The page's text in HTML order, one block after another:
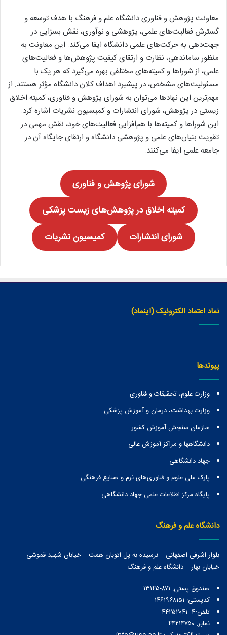
معاونت پژوهش و فناوری دانشگاه علم و فرهنگ با هدف توسعه و
گسترش فعالیت‌های علمی، پژوهشی و نوآوری، نقش بسزایی در
جهت‌دهی به حرکت‌های علمی دانشگاه ایفا می‌کند. این معاونت به
منظور ساماندهی، نظارت و ارتقای کیفیت پژوهش‌ها و فعالیت‌های
علمی، از شوراها و کمیته‌های مختلفی بهره می‌گیرد که هر یک با
مسئولیت‌های مشخص، در پیشبرد اهداف کلان دانشگاه مؤثر هستند. از
مهم‌ترین این نهادها می‌توان به شورای پژوهش و فناوری، کمیته اخلاق
زیستی در پژوهش، شورای انتشارات و کمیسیون نشریات اشاره کرد.
این شوراها و کمیته‌ها با هم‌افزایی فعالیت‌های خود، نقش مهمی در
تقویت بنیان‌های علمی و پژوهشی دانشگاه و ارتقای جایگاه آن در
جامعه علمی ایفا می‌کنند.
شورای پژوهشو فناوری
کمیته اخلاق در پژوهش‌های زیست پزشکی
شورای انتشارات
کمیسیون نشریات
نماد اعتماد الکترونیک (اینماد)
پیوندها
وزارت علوم، تحقیقات و فناوری
وزارت بهداشت، درمان و آموزش پزشکی
سازمان سنجش آموزش کشور
دانشگاهها و مراكز آموزش عالی
جهاد دانشگاهی
پارک ملی علوم و فناوری‌های نرم و صنایع فرهنگی
پایگاه مرکز اطلاعات علمی جهاد دانشگاهی
دانشگاه علم و فرهنگ
بلوار اشرفی اصفهانی – نرسیده به پل اتوبان همت – خیابان شهید قموشی –
خیابان بهار – دانشگاه علم و فرهنگ
صندوق پستی:‌ ۸۷۱-۱۳۱۴۵
کدپستی: ۱۴۶۱۹۶۸۱۵۱
تلفن:4 -۴۴۲۵۲۰۴۱
نمابر: ۴۴۲۱۴۷۵۰